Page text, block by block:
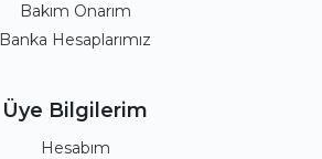
Bakım Onarım
Banka Hesaplarımız
Üye Bilgilerim
Hesabım